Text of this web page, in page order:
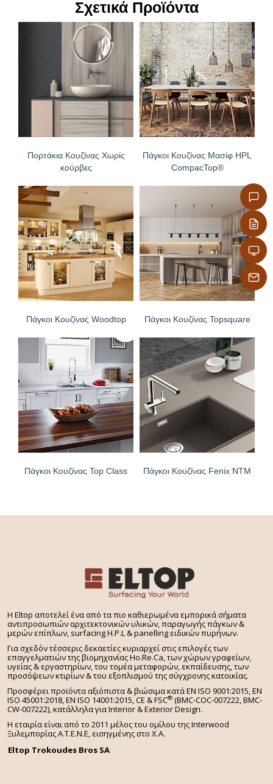
– Με την πληρέστερη χρωματική γκάμα & ποικιλία
Σχετικά Προϊόντα
Πορτάκια Κουζίνας Χωρίς
κούρβες
Πάγκοι Κουζίνας Μασίφ HPL
CompacTop®
Πάγκοι Κουζίνας Woodtop Πάγκοι Κουζίνας Topsquare
Πάγκοι Κουζίνας Top Class Πάγκοι Κουζίνας Fenix NTM
H Eltop αποτελεί ένα από τα πιο καθιερωμένα εμπορικά σήματα
αντιπροσωπιών αρχιτεκτονικών υλικών, παραγωγής πάγκων &
μερών επίπλων, surfacing H.P.L & panelling ειδικών πυρήνων.
Για σχεδόν τέσσερις δεκαετίες κυριαρχεί στις επιλογές των
επαγγελματιών της βιομηχανίας Ho.Re.Ca, των χώρων γραφείων,
υγείας & εργαστηρίων, του τομέα μεταφορών, εκπαίδευσης, των
προσόψεων κτιρίων & του εξοπλισμού της σύγχρονης κατοικίας.
Προσφέρει προϊόντα αξιόπιστα & βιώσιμα κατά EN ISO 9001:2015, EN
ISO 45001:2018, EN ISO 14001:2015,CE & FSC® (BMC-COC-007222, BMC-
CW-007222), κατάλληλα για Interior & Exterior Design.
Η εταιρία είναι από το 2011 μέλος του ομίλου της Interwood
Ξυλεμπορίας Α.Τ.Ε.Ν.Ε, εισηγμένης στο Χ.A.
Eltop Trokoudes Bros SA